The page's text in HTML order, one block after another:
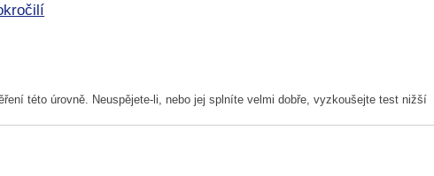
této úrovně. Neuspějete-li, nebo jej splníte velmi dobře, vyzkoušejte test nižší